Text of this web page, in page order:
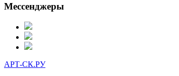
Мессенджеры
АРТ-СК.РУ